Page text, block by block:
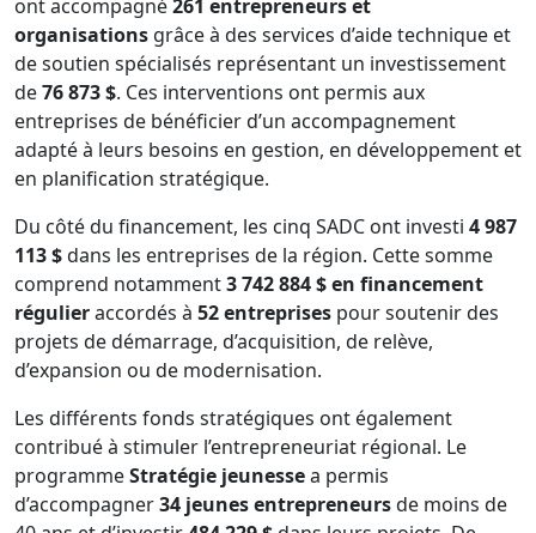
ont accompagné261 entrepreneurs et
organisations grâce à des services d’aide technique et
de soutien spécialisés représentant un investissement
de76 873 $. Ces interventions ont permis aux
entreprises de bénéficier d’un accompagnement
adapté à leurs besoins en gestion, en développement et
en planification stratégique.
Du côté du financement, les cinq SADC ont investi 4 987
113 $dans les entreprises de la région. Cette somme
comprend notamment3 742 884 $ en financement
régulieraccordés à 52 entreprises pour soutenir des
projets de démarrage, d’acquisition, de relève,
d’expansion ou de modernisation.
Les différents fonds stratégiques ont également
contribué à stimuler l’entrepreneuriat régional. Le
programmeStratégie jeunessea permis
d’accompagner34 jeunes entrepreneursde moins de